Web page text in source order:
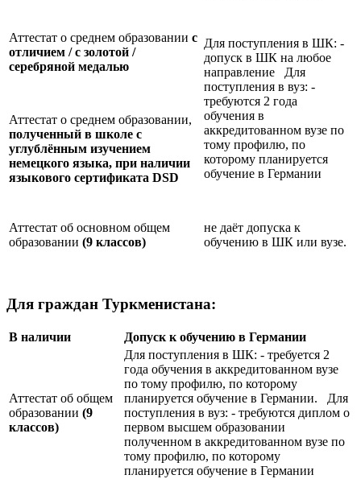
Аттестат о среднем образовании с
отличием / с золотой /
серебряной медалью
Для поступления в ШК: -
допуск в ШК на любое
направление Для
поступления в вуз: -
требуются 2 года
обучения в
аккредитованном вузе по
тому профилю, по
которому планируется
обучение в Германии
Аттестат о среднем образовании,
полученный в школе с
углублённым изучением
немецкого языка, при наличии
языкового сертификата DSD
Аттестат об основном общем
образовании (9 классов)
не даёт допуска к
обучению в ШК или вузе.
Для граждан Туркменистана:
В наличии Допуск к обучению в Германии
Аттестат об общем
образовании (9
классов)
Для поступления в ШК: - требуется 2
года обучения в аккредитованном вузе
по тому профилю, по которому
планируется обучение в Германии. Для
поступления в вуз: - требуются диплом о
первом высшем образовании
полученном в аккредитованном вузе по
тому профилю, по которому
планируется обучение в Германии